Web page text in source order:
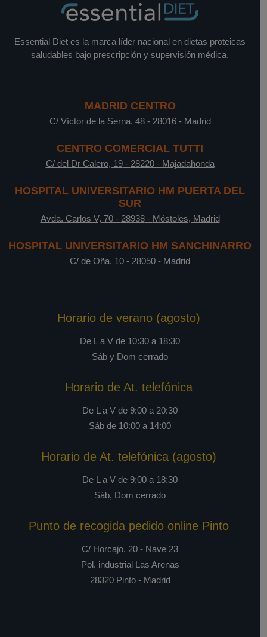
Essential Diet es la marca líder nacional en dietas proteicas
saludables bajo prescripción y supervisión médica.
MADRID CENTRO
C/ Víctor de la Serna, 48- 28016- Madrid
CENTRO COMERCIAL TUTTI
C/ del Dr Calero, 19- 28220- Majadahonda
HOSPITAL UNIVERSITARIO HM PUERTA DEL
SUR
Avda. Carlos V, 70- 28938- Móstoles, Madrid
HOSPITAL UNIVERSITARIO HM SANCHINARRO
C/ de Oña, 10 - 28050 - Madrid
Horario de verano (agosto)
De L a V de 10:30 a 18:30
Sáb y Dom cerrado
Horario de At. telefónica
De L a V de 9:00 a 20:30
Sáb de 10:00 a 14:00
Horario de At. telefónica (agosto)
De L a V de 9:00 a 18:30
Sáb, Dom cerrado
Punto de recogida pedido online Pinto
C/ Horcajo, 20 - Nave 23
Pol. industrial Las Arenas
28320 Pinto - Madrid